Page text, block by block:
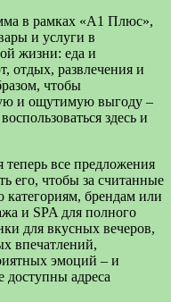
в рамках «А1 Плюс»,
и услуги в
жизни: еда и
отдых, развлечения и
чтобы
и ощутимую выгоду –
здесь и
все предложения
его, чтобы за считанные
категориям, брендам или
и SPA для полного
для вкусных вечеров,
впечатлений,
эмоций – и
доступны адреса